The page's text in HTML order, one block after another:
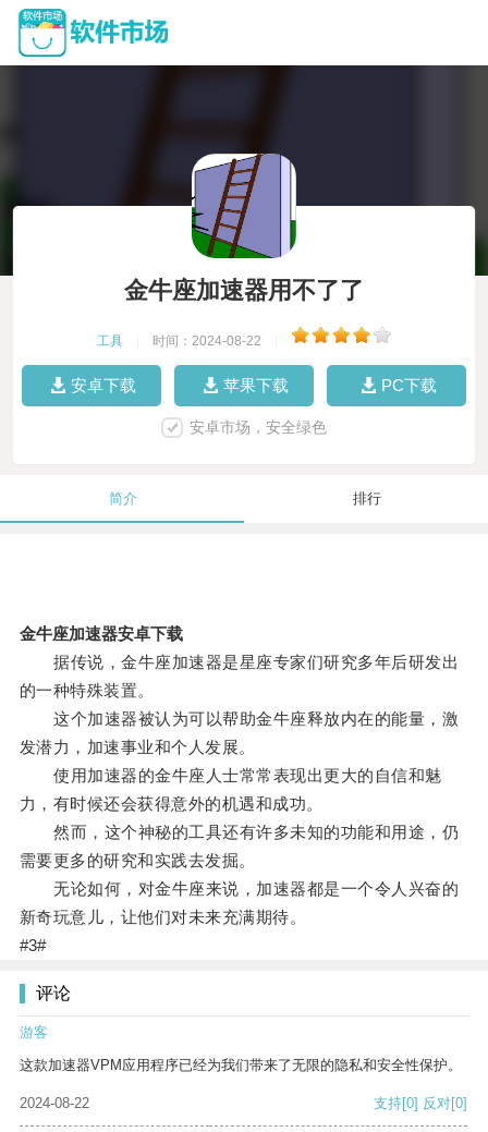
金牛座加速器用不了了
工具 时间：2024-08-22
安卓下载 苹果下载 PC下载
安卓市场，安全绿色
简介 排行
金牛座加速器安卓下载
据传说，金牛座加速器是星座专家们研究多年后研发出
的一种特殊装置。
这个加速器被认为可以帮助金牛座释放内在的能量，激
发潜力，加速事业和个人发展。
使用加速器的金牛座人士常常表现出更大的自信和魅
力，有时候还会获得意外的机遇和成功。
然而，这个神秘的工具还有许多未知的功能和用途，仍
需要更多的研究和实践去发掘。
无论如何，对金牛座来说，加速器都是一个令人兴奋的
新奇玩意儿，让他们对未来充满期待。
#3#
评论
游客
这款加速器VPM应用程序已经为我们带来了无限的隐私和安全性保护。
2024-08-22 支持[0] 反对[0]